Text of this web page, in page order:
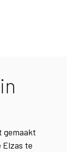
gemaakt
te